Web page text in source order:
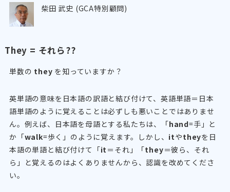
柴田 武史 (GCA特別顧問)
They = それら??
単数の they を知っていますか？
英単語の意味を日本語の訳語と結び付けて、英語単語＝日本
語単語のように覚えることは必ずしも悪いことではありませ
ん。例えば、日本語を母語とする私たちは、「hand=手」と
か「walk=歩く」のように覚えます。しかし、 itやtheyを日
本語の単語と結び付けて「it＝それ」「they＝彼ら、それ
ら」と覚えるのはよくありませんから、認識を改めてくださ
い。